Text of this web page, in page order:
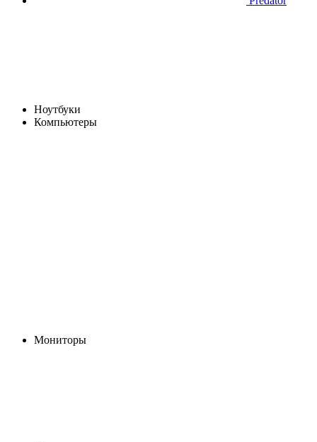
Ноутбуки
Компьютеры
Мониторы